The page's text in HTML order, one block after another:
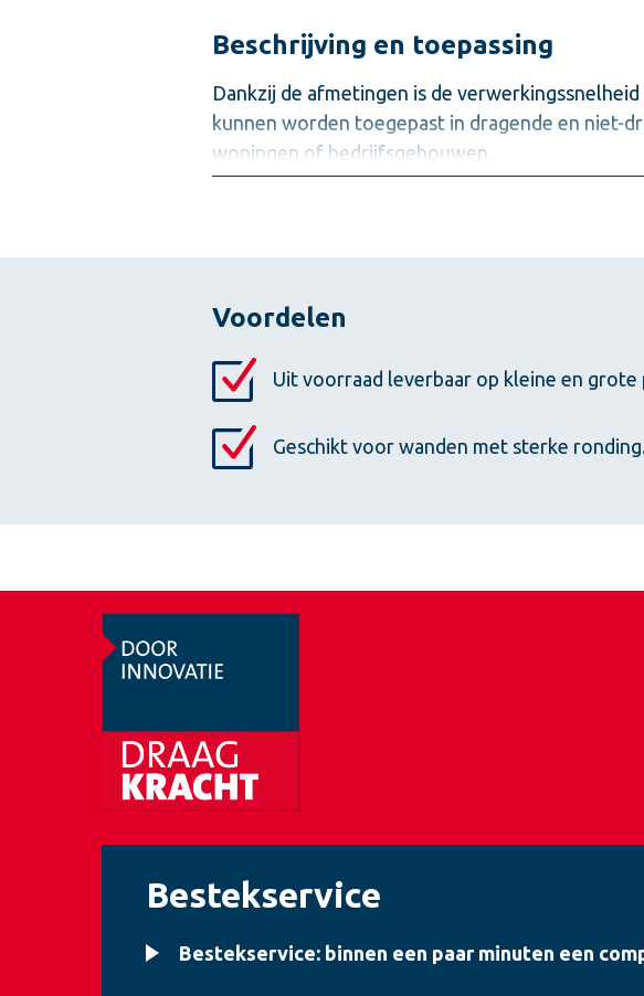
Beschrijving en toepassing
Dankzij de afmetingen is de
kunnen worden toegepast in dragende en niet-
woningen of bedrijfsgebouwen.
• hebben bij een dikte > 100 mm duimgaten aan
• op de bouwplaats te knippen (met een
Gemetselde wanden moeten worden afgewerkt
realiseren metvellingblokken . Bekijk ook ons
Voordelen
Uit voorraad leverbaar op kleine en grote
Geschikt voor wanden met sterke
Bestekservice
Bestekservice: binnen een paar minuten een